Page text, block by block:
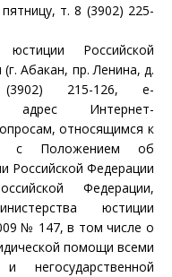
т. 8 (3902) 225-
Российской
Абакан, пр. Ленина, д.
215-126, e-
Интернет-
относящимся к
с Положением об
Российской Федерации
Федерации,
юстиции
№ 147, в том числе о
помощи всеми
негосударственной